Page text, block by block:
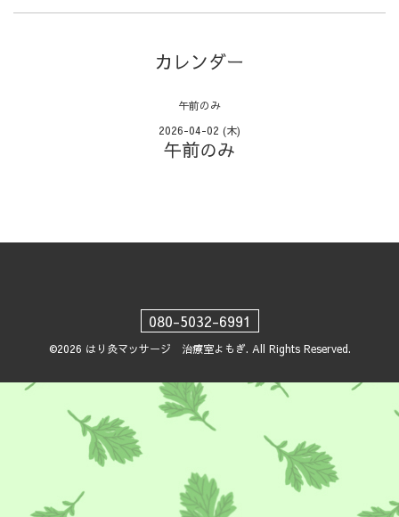
カレンダー
午前のみ
2026-04-02 (木)
午前のみ
080-5032-6991
©2026 はり灸マッサージ 治療室よもぎ. All Rights Reserved.